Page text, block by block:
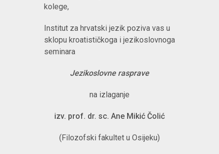
kolege,
Institut za hrvatski jezik poziva vas u
sklopu kroatističkoga i jezikoslovnoga
seminara
Jezikoslovne rasprave
na izlaganje
izv. prof. dr. sc. Ane Mikić Čolić
(Filozofski fakultet u Osijeku)